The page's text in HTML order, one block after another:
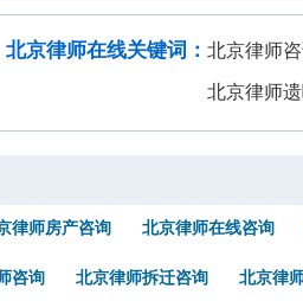
北京律师在线关键词： 北京律师
北京律师
律师房产咨询 北京律师在线咨询
咨询 北京律师拆迁咨询 北京律